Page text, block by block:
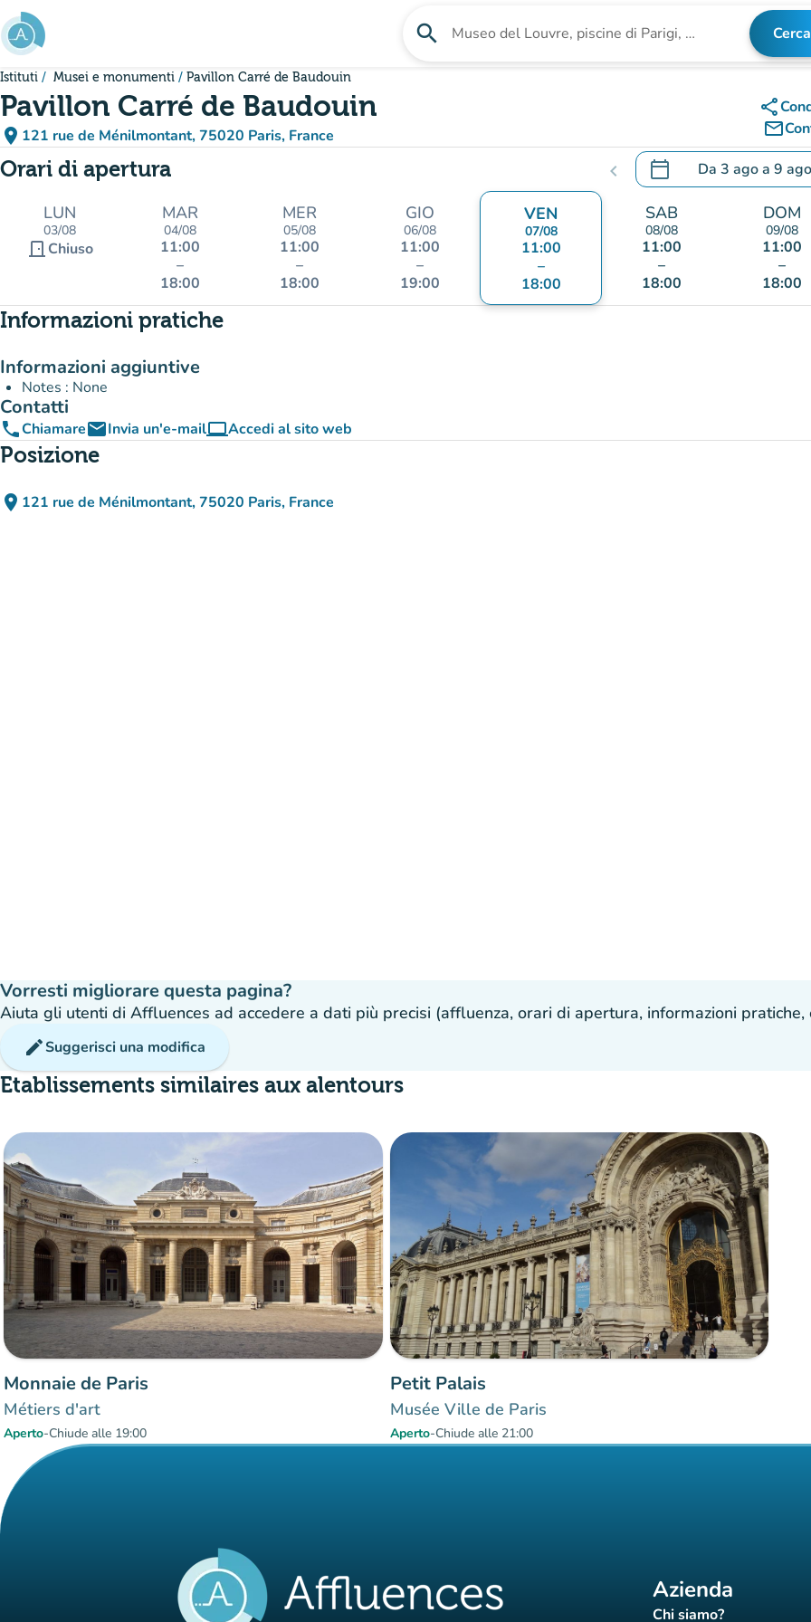
Vai al contenuto principale
search Cerca una struttura Cerca
Istituti Musei e monumenti Pavillon Carré de Baudouin
Pavillon Carré de Baudouin
place 121 rue de Ménilmontant, 75020 Paris, France
(apri in Google Maps)
(nuova scheda)
share
mail_outline
Orari di apertura chevron_left calendar_today Da 3 agoa 9 ago
.Aprire il calendario per
LUN
03/08
door_front Chiuso
MAR
04/08
11:00
–
18:00
MER
05/08
11:00
–
18:00
GIO
06/08
11:00
–
19:00
VEN
07/08
11:00
–
18:00
SAB
08/08
11:00
–
18:00
DOM
09/08
11:00
–
18:00
Informazioni pratiche
Informazioni aggiuntive
Notes : None
Contatti
phoneChiamareemailInvia un'e-mailcomputerAccedi al sito web
(nuova scheda)
Posizione
place 121 rue de Ménilmontant, 75020 Paris, France
(apri in Google Maps)
(nuova scheda)
Vorresti migliorare questa pagina?
Aiuta gli utenti di Affluences ad accedere a dati più precisi (affluenza, orari di apertura, informazioni pratiche,
editSuggerisci una modifica
Etablissements similaires aux alentours
Monnaie de Paris
Métiers d'art
Aperto-Chiude alle 19:00
Petit Palais
Musée Ville de Paris
Aperto-Chiude alle 21:00
Moderato
Elementi 1 a 2 su 2
Azienda
Chi siamo?